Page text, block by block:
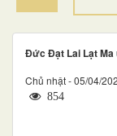
Đức Đạt Lai Lạt Ma
Chủ nhật - 05/04/
854